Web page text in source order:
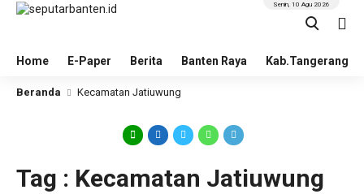
Home E-Paper Berita Banten Raya Kab.Tangerang
Senin, 10 Agu 2026
Beranda Kecamatan Jatiuwung
Tag : Kecamatan Jatiuwung